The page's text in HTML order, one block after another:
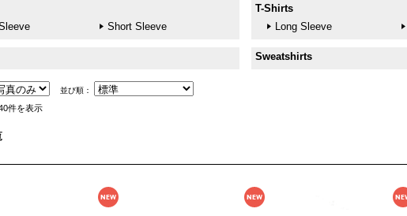
Short Sleeve
T-Shirts
Long Sleeve
Sweatshirts
並び順：
件を表示